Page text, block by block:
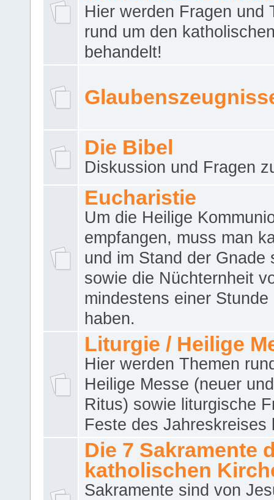
Hier werden Fragen und
rund um den
behandelt!
Die Bibel
Diskussion und Fragen
Eucharistie
Um die Heilige
empfangen, muss man
und im Stand der Gnade
sowie die Nüchternheit
mindestens einer Stunde
haben.
Liturgie / Heilige
Hier werden Themen
Heilige Messe (neuer
Ritus) sowie liturgische
Feste des Jahreskreises
Die 7 Sakramente
katholischen
Sakramente sind von